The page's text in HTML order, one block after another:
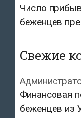
Число
беженцев
Свежие
Финансовая
беженцев из